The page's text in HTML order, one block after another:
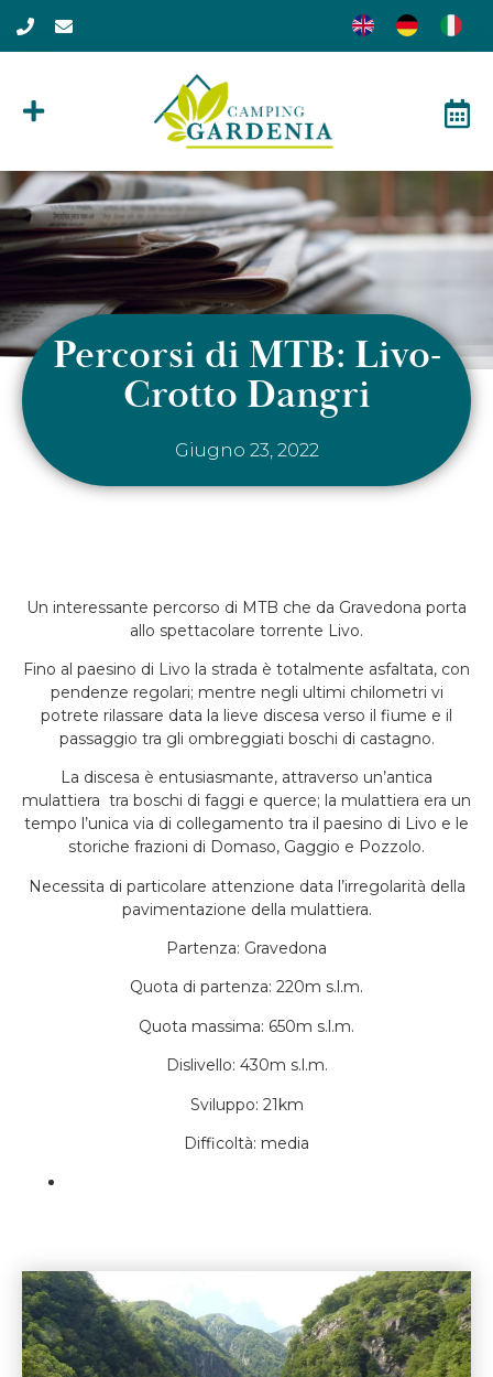
Percorsi di MTB: Livo-
Crotto Dangri
Giugno 23, 2022
Un interessante percorso di MTB che da Gravedona porta
allo spettacolare torrente Livo.
Fino al paesino di Livo la strada è totalmente asfaltata, con
pendenze regolari; mentre negli ultimi chilometri vi
potrete rilassare data la lieve discesa verso il fiume e il
passaggio tra gli ombreggiati boschi di castagno.
La discesa è entusiasmante, attraverso un’antica
mulattiera tra boschi di faggi e querce; la mulattiera era un
tempo l’unica via di collegamento tra il paesino di Livo e le
storiche frazioni di Domaso, Gaggio e Pozzolo.
Necessita di particolare attenzione data l’irregolarità della
pavimentazione della mulattiera.
Partenza: Gravedona
Quota di partenza: 220m s.l.m.
Quota massima: 650m s.l.m.
Dislivello: 430m s.l.m.
Sviluppo: 21km
Difficoltà: media